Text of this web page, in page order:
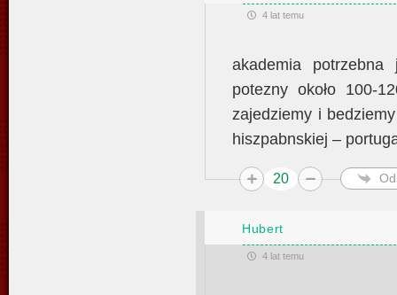
4 lat temu
akademia
potezny około 100-
zajedziemy i
hiszpabnskiej –
20
Hubert
4 lat temu